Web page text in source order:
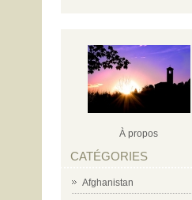
À propos
CATÉGORIES
Afghanistan